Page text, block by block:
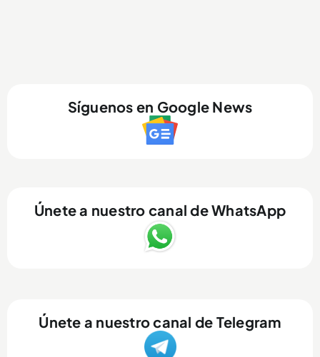
Síguenos en Google News
Únete a nuestro canal de WhatsApp
Únete a nuestro canal de Telegram